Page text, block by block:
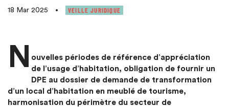
18 Mar 2025 • VEILLE JURIDIQUE
N
ouvelles périodes de référence d’appréciation
de l’usage d’habitation, obligation de fournir un
DPE au dossier de demande de transformation
d’un local d’habitation en meublé de tourisme,
harmonisation du périmètre du secteur de